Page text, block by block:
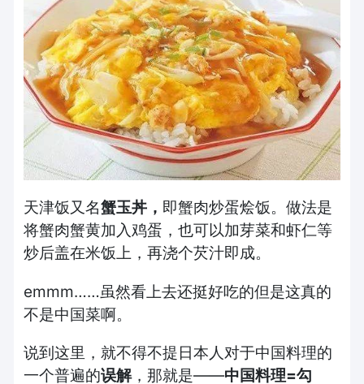
天津饭又名蟹玉丼， 即蟹肉炒蛋烩饭。做法是
将蟹肉蟹黄加入鸡蛋，也可以加芽菜和虾仁等
炒后盖在米饭上，再浇个芡汁即成。
emmm……虽然看上去还挺好吃的但是这真的
不是中国菜啊。
说到这里，就不得不提日本人对于中国料理的
一个普遍的误解，那就是——中国料理=勾